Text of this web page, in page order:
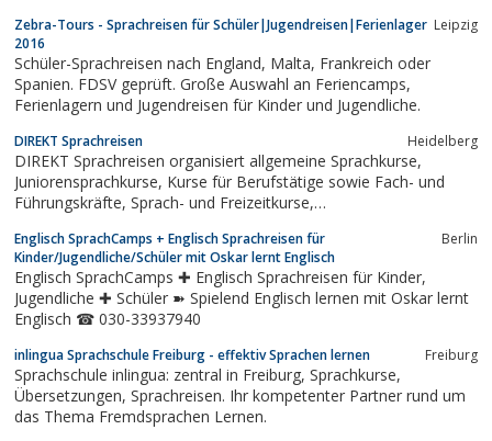
wecken. Vor Abreise werden die Teilnehmer und Eltern zu einem
Zebra-Tours - Sprachreisen für Schüler|Jugendreisen|Ferienlager
2016
Leipzig
Schüler-Sprachreisen nach England, Malta, Frankreich oder
Spanien. FDSV geprüft. Große Auswahl an Feriencamps,
Ferienlagern und Jugendreisen für Kinder und Jugendliche.
DIREKT Sprachreisen Heidelberg
DIREKT Sprachreisen organisiert allgemeine Sprachkurse,
Juniorensprachkurse, Kurse für Berufstätige sowie Fach- und
Führungskräfte, Sprach- und Freizeitkurse,
Studiengänge im Ausland.
Englisch SprachCamps + Englisch Sprachreisen für
Kinder/Jugendliche/Schüler mit Oskar lernt Englisch
Berlin
Englisch SprachCamps ✚ Englisch Sprachreisen für Kinder,
Jugendliche ✚ Schüler ➽ Spielend Englisch lernen mit Oskar lernt
Englisch ☎ 030-33937940
inlingua Sprachschule Freiburg - effektiv Sprachen lernen Freiburg
Sprachschule inlingua: zentral in Freiburg, Sprachkurse,
Übersetzungen, Sprachreisen. Ihr kompetenter Partner rund um
das Thema Fremdsprachen Lernen.